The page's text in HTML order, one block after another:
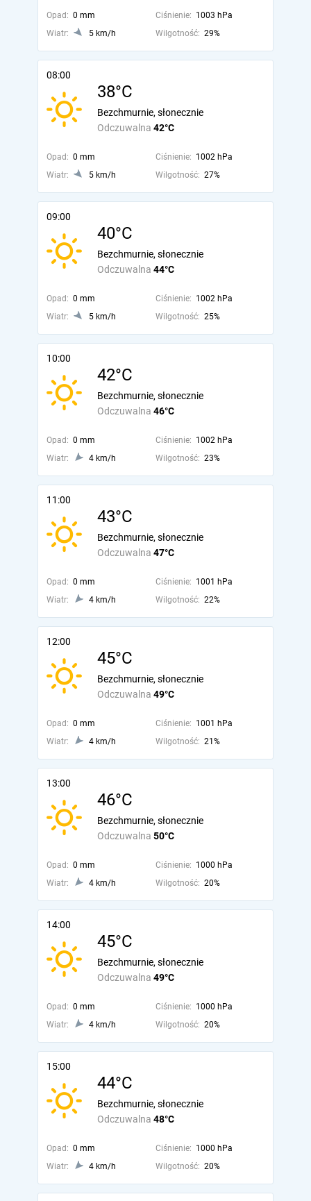
Opad: 0 mm Ciśnienie: 1003 hPa
Wiatr:
5 km/h Wilgotność: 29%
08:00
38°C
Odczuwalna 42°C
Bezchmurnie, słonecznie
Opad: 0 mm Ciśnienie: 1002 hPa
Wiatr:
5 km/h Wilgotność: 27%
09:00
40°C
Odczuwalna 44°C
Bezchmurnie, słonecznie
Opad: 0 mm Ciśnienie: 1002 hPa
Wiatr:
5 km/h Wilgotność: 25%
10:00
42°C
Odczuwalna 46°C
Bezchmurnie, słonecznie
Opad: 0 mm Ciśnienie: 1002 hPa
Wiatr:
4 km/h Wilgotność: 23%
11:00
43°C
Odczuwalna 47°C
Bezchmurnie, słonecznie
Opad: 0 mm Ciśnienie: 1001 hPa
Wiatr:
4 km/h Wilgotność: 22%
12:00
45°C
Odczuwalna 49°C
Bezchmurnie, słonecznie
Opad: 0 mm Ciśnienie: 1001 hPa
Wiatr:
4 km/h Wilgotność: 21%
13:00
46°C
Odczuwalna 50°C
Bezchmurnie, słonecznie
Opad: 0 mm Ciśnienie: 1000 hPa
Wiatr:
4 km/h Wilgotność: 20%
14:00
45°C
Odczuwalna 49°C
Bezchmurnie, słonecznie
Opad: 0 mm Ciśnienie: 1000 hPa
Wiatr:
4 km/h Wilgotność: 20%
15:00
44°C
Odczuwalna 48°C
Bezchmurnie, słonecznie
Opad: 0 mm Ciśnienie: 1000 hPa
Wiatr:
4 km/h Wilgotność: 20%